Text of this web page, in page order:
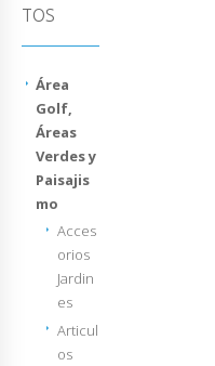
TOS
Área
Golf,
Áreas
Verdes y
Paisajis
mo
Acces
orios
Jardin
es
Articul
os